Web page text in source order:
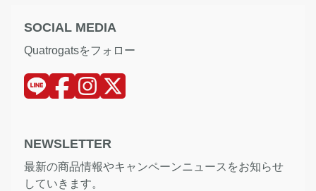
SOCIAL MEDIA
Quatrogatsをフォロー
NEWSLETTER
最新の商品情報やキャンペーンニュースをお知らせ
していきます。